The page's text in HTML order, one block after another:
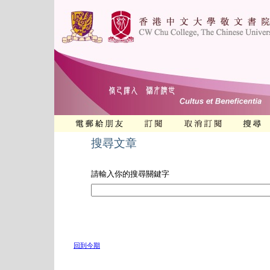
搜尋文章
請輸入你的搜尋關鍵字
回到今期